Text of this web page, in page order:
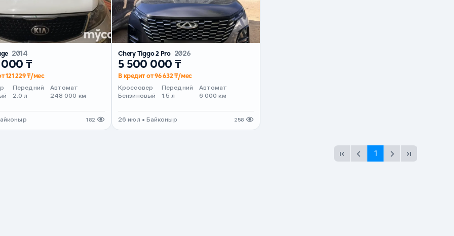
2014
₸
121 229 ₸/мес
Передний
2.0 л
Автомат
248 000 км
182
Chery Tiggo 2 Pro 2026
5 500 000 ₸
В кредит от 96 632 ₸/мес
Кроссовер
Бензиновый
Передний
1.5 л
Автомат
6 000 км
26 июл • Байконыр 258
1